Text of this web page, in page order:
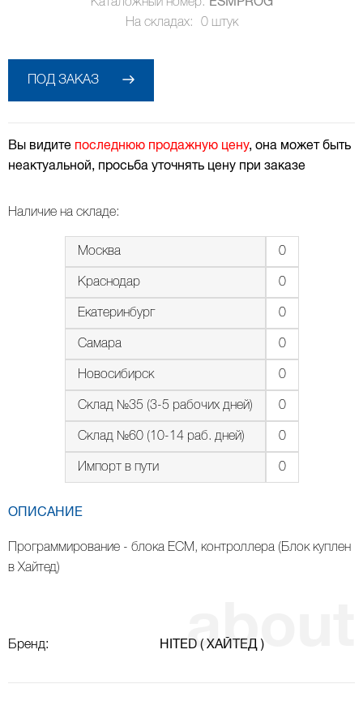
Каталожный номер: ESMPROG
На складах:
0 штук
ПОД ЗАКАЗ
Вы видите последнюю продажную цену, она может быть
неактуальной, просьба уточнять цену при заказе
Наличие на складе:
Москва
Краснодар
Екатеринбург
Самара
Новосибирск
Склад №35 (3-5 рабочих дней)
Склад №60 (10-14 раб. дней)
Импорт в пути
0
0
0
0
0
0
0
0
ОПИСАНИЕ
Программирование - блока ЕСМ, контроллера (Блок куплен
в Хайтед)
Бренд: HITED ( ХАЙТЕД )